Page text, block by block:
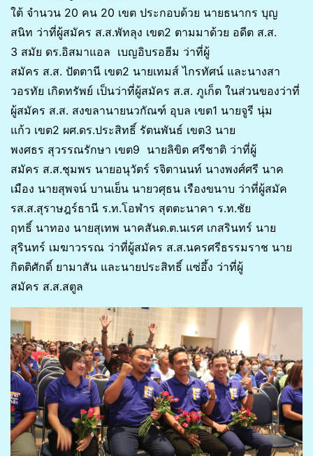
ใต้ จำนวน 20 คน 20 เขต ประกอบด้วย นายธนากร บุญ
สนิท ว่าที่ผู้สมัคร ส.ส.พัทลุง เขต2 ตามมาด้วย อดีต ส.ส.
3 สมัย ดร.อิสมาแอล เบญอิบรอฮีม ว่าที่ผู้
สมัคร ส.ส. ปัตตานี เขต2 นายเทมส์ ไกรทัศน์ และนางสา
วอรทัย เกิดทรัพย์ เป็นว่าที่ผู้สมัคร ส.ส. ภูเก็ต ในส่วนของว่าที่
ผู้สมัคร ส.ส. สงขลานายนวกัณฑ์ อุบล เขต1 นายจูรี นุ่ม
แก้ว เขต2 ผศ.ดร.ประสิทธิ์ รัตนพันธ์ เขต3 นาย
พงศธร สุวรรณรักษา เขต9 นายลิขิต ศรีชาติ ว่าที่ผู้
สมัคร ส.ส.ชุมพร นายอนุวัตร์ รจิตานนท์ นางพงศ์ศรี นาค
เมือง นายสุพจน์ บานเย็น นายวศุธน เรืองขนาบ ว่าที่ผู้สมัค
รส.ส.สุราษฎร์ธานี ร.ท.โอฬาร สุตตะนาคา ร.ท.ชัย
ฤทธิ์ นาทอง นายสุเทพ นาคสันด.ต.นเรศ เกสรินทร์ นาย
สุรินทร์ เมฆาวรรณ ว่าที่ผู้สมัคร ส.ส.นครศรีธรรมราช นาย
กิตติศักดิ์ ยามาสัน และนายประสิทธิ์ แซ่อึ้ง ว่าที่ผู้
สมัคร ส.ส.สตูล